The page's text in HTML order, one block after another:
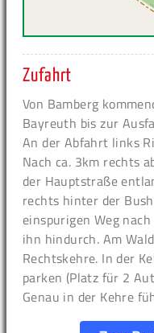
Zufahrt
Von Bamberg
Bayreuth bis zur
An der Abfahrt links
Nach ca. 3km rechts
der Hauptstraße
rechts hinter der
einspurigen Weg
ihn hindurch. Am
Rechtskehre. In der
parken (Platz für 2
Genau in der Kehre